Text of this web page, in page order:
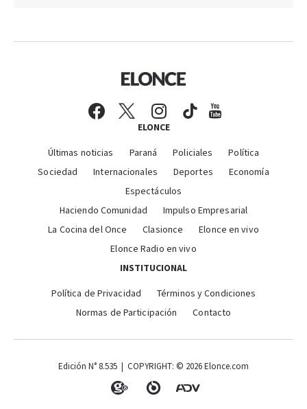
ELONCE
Últimas noticias Paraná Policiales
Política
Sociedad
Internacionales Deportes
Economía
Espectáculos
Haciendo Comunidad
Impulso Empresarial
La Cocina del Once
Clasionce
Elonce en vivo
Elonce Radio en vivo
INSTITUCIONAL
Política de Privacidad
Términos y Condiciones
Normas de Participación
Contacto
Edición N° 8.535 | COPYRIGHT: © 2026 Elonce.com